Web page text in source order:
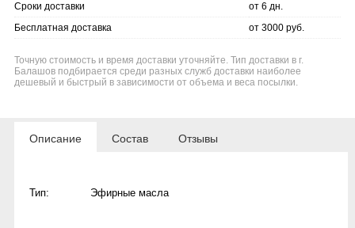
Сроки доставки
от 6 дн.
Бесплатная доставка
от 3000 руб.
Точную стоимость и время доставки уточняйте. Тип доставки в г.
Балашов подбирается среди разных служб доставки наиболее
дешевый и быстрый в зависимости от объема и веса посылки.
Описание Состав Отзывы
Тип: Эфирные масла